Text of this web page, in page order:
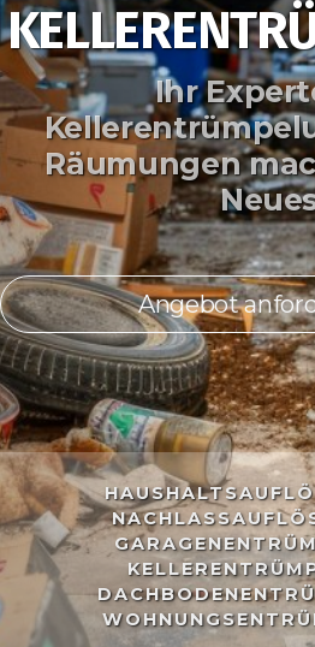
Ihr
Räumungen
Angebot